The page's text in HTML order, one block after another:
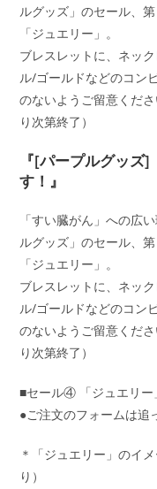
ルグッズ」のセール、
「ジュエリー」。
ブレスレットに、ネッ
ル/ゴールドなどのコン
のないようご留意くだ
り次第終了）
『[パープルグッ
す！』
「すい臓がん」への広
ルグッズ」のセール、
「ジュエリー」。
ブレスレットに、ネッ
ル/ゴールドなどのコン
のないようご留意くだ
り次第終了）
■セール④ 「ジュエリ
●ご注文のフォームは追
＊「ジュエリー」のイ
り）